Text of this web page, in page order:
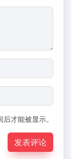
才能被显示。
发表评论